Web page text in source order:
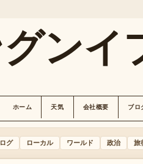
ンイ
ホーム 天気 会社概要 ブロ
グ ローカル ワールド 政治 旅